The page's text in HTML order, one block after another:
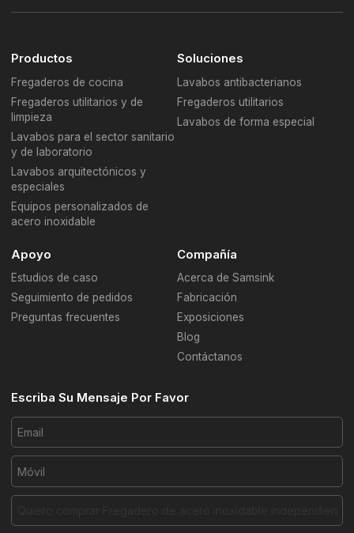
Productos
Fregaderos de cocina
Fregaderos utilitarios y de
limpieza
Lavabos para el sector sanitario
y de laboratorio
Lavabos arquitectónicos y
especiales
Equipos personalizados de
acero inoxidable
Soluciones
Lavabos antibacterianos
Fregaderos utilitarios
Lavabos de forma especial
Apoyo
Estudios de caso
Seguimiento de pedidos
Preguntas frecuentes
Compañía
Acerca de Samsink
Fabricación
Exposiciones
Blog
Contáctanos
Escriba Su Mensaje Por Favor